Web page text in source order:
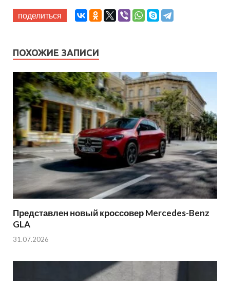
поделиться
ПОХОЖИЕ ЗАПИСИ
Представлен новый кроссовер Mercedes-Benz
GLA
31.07.2026